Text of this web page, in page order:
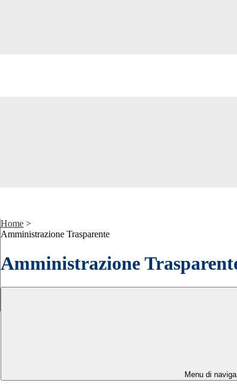
Home >
Amministrazione Trasparente
Amministrazione
Menu di